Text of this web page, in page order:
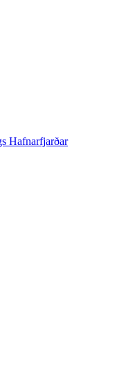
Hafnarfjarðar